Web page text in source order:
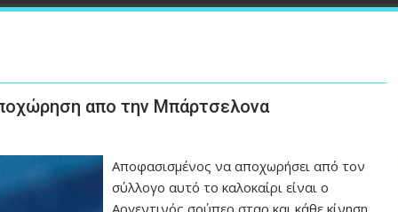
απο την Μπάρτσελονα
Αποφασισμένος να αποχωρήσει από τον
σύλλογο αυτό το καλοκαίρι είναι ο
Αργεντινός σούπερ σταρ και κάθε κίνηση